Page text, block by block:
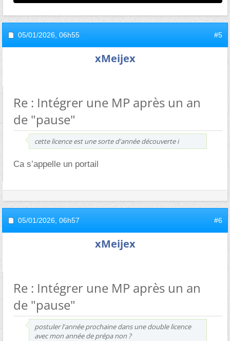
05/01/2026, 06h55 #5
xMeijex
Re : Intégrer une MP après un an
de "pause"
cette licence est une sorte d'année découverte i
Ca s’appelle un portail
05/01/2026, 06h57 #6
xMeijex
Re : Intégrer une MP après un an
de "pause"
postuler l'année prochaine dans une double licence
avec mon année de prépa non ?